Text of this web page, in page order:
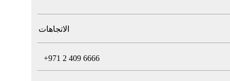
الاتجاهات
+971 2 409 6666